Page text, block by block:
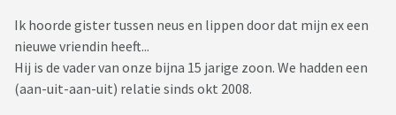
Ik hoorde gister tussen neus en lippen door dat mijn ex een
nieuwe vriendin heeft...
Hij is de vader van onze bijna 15 jarige zoon. We hadden een
(aan-uit-aan-uit) relatie sinds okt 2008.